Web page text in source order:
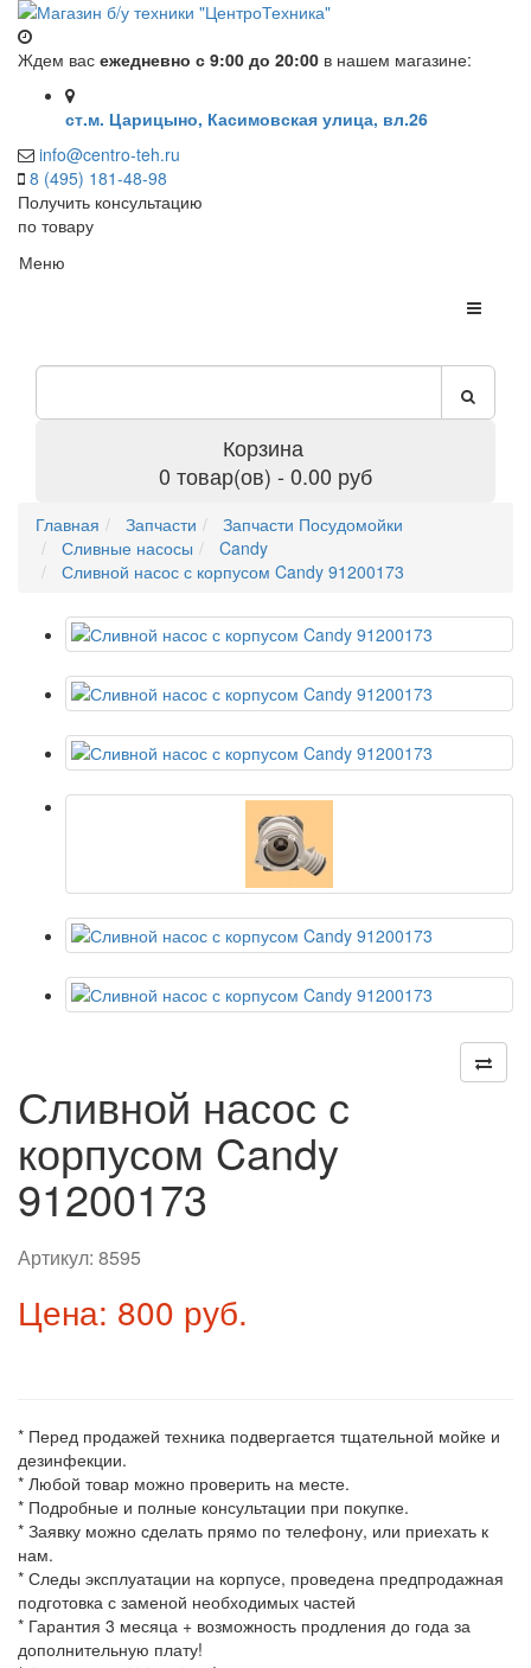
Ждем вас ежедневно с 9:00 до 20:00 в нашем магазине:
ст.м. Царицыно, Касимовская улица, вл.26
info@centro-teh.ru
8 (495) 181-48-98
Получить консультацию
по товару
Меню
Корзина
0 товар(ов) - 0.00 руб
Главная Запчасти
Запчасти Посудомойки
Сливные насосы
Candy
Сливной насос с корпусом Candy 91200173
Сливной насос с
корпусом Candy
91200173
Артикул: 8595
Цена: 800 руб.
* Перед продажей техника подвергается тщательной мойке и
дезинфекции.
* Любой товар можно проверить на месте.
* Подробные и полные консультации при покупке.
* Заявку можно сделать прямо по телефону, или приехать к
нам.
* Следы эксплуатации на корпусе, проведена предпродажная
подготовка с заменой необходимых частей
* Гарантия 3 месяца + возможность продления до года за
дополнительную плату!